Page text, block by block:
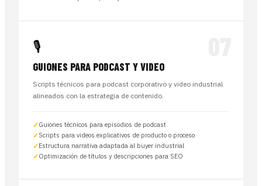
🎙️
GUIONES PARA PODCAST Y VIDEO
Scripts técnicos para podcast corporativo y video industrial
alineados con la estrategia de contenido.
Guiones técnicos para episodios de podcast
Scripts para videos explicativos de producto o proceso
Estructura narrativa adaptada al buyer industrial
Optimización de títulos y descripciones para SEO